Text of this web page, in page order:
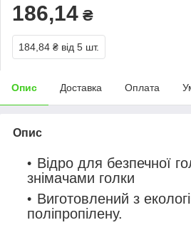
186,14 ₴
184,84 ₴ від 5 шт.
Опис Доставка Оплата
Опис
Відро для безпечної
знімачами голки
Виготовлений з
поліпропілену.